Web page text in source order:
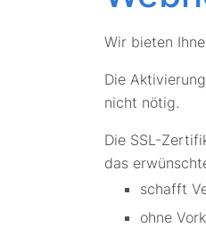
Wir bieten
Die
nicht nötig.
Die SSL-
das
schafft
ohne